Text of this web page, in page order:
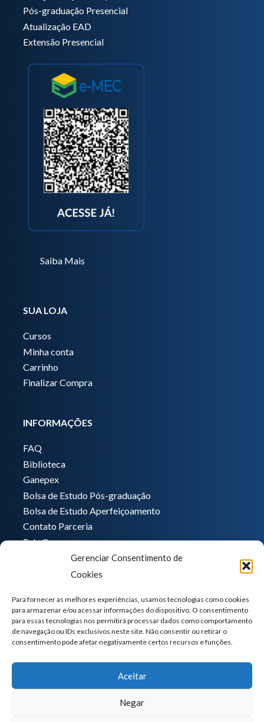
Gerenciar Consentimento de
Cookies
Para fornecer as melhores experiências, usamos tecnologias como cookies
para armazenar e/ou acessar informações do dispositivo. O consentimento
para essas tecnologias nos permitirá processar dados como comportamento
de navegação ou IDs exclusivos neste site. Não consentir ou retirar o
consentimento pode afetar negativamente certos recursos e funções.
Aceitar
Negar
Pós-graduação Presencial
Atualização EAD
Extensão Presencial
Saiba Mais
SUA LOJA
Cursos
Minha conta
Carrinho
Finalizar Compra
INFORMAÇÕES
FAQ
Biblioteca
Ganepex
Bolsa de Estudo Pós-graduação
Bolsa de Estudo Aperfeiçoamento
Contato Parceria
Fale Conosco
informatica@ganeplar.com.br